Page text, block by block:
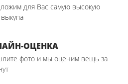
для Вас самую высокую
ОЦЕНКА
фото и мы оценим вещь за